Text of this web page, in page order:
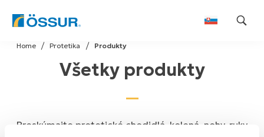
Skip
to
Produkty
Protetika
Home
Všetky produkty
Preskúmajte protetické chodidlá, kolená, nohy, ruky